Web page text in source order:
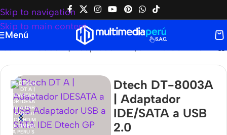
Skip to navigation
Skip to main content
Menú
DT-8003A | Adaptador IDE/SATA a USB 2.0
Dtech DT-8003A
| Adaptador
IDE/SATA a USB
2.0